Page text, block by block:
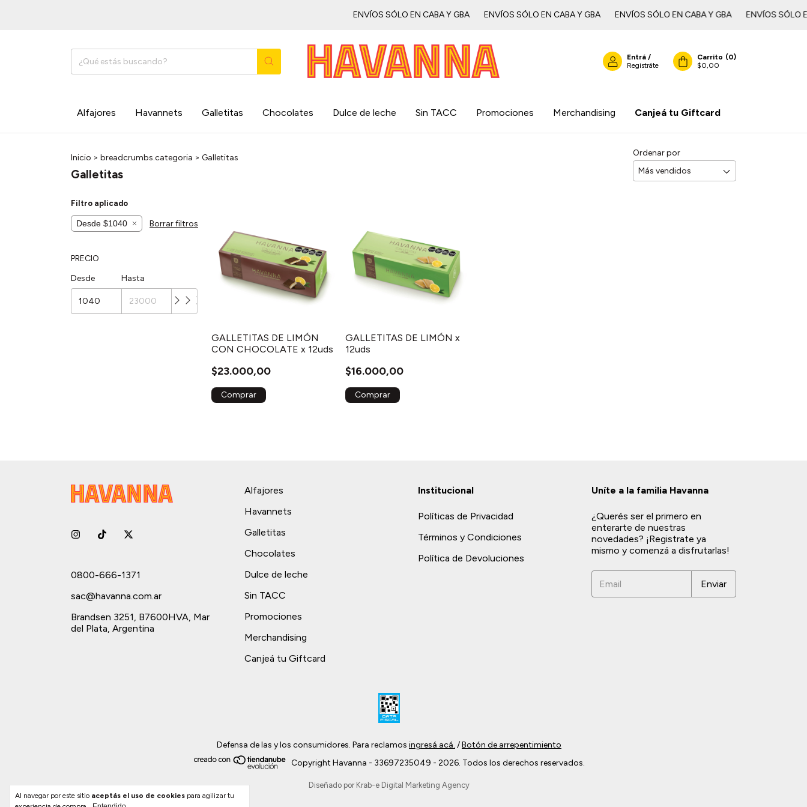
ENVÍOS SÓLO EN CABA Y GBAㅤㅤㅤㅤㅤ ENVÍOS SÓLO EN CABA Y GBAㅤㅤㅤㅤㅤ ENVÍOS SÓLO EN CABA Y GBAㅤㅤㅤㅤㅤ ENVÍOS SÓLO EN
Entrá /
Registráte
Carrito (0)
$0,00
Alfajores Havannets Galletitas Chocolates Dulce de leche Sin TACC Promociones Merchandising Canjeá tu Giftcard
Al navegar por este sitio aceptás el uso de cookies para agilizar tu
Inicio > breadcrumbs.categoria > Galletitas
Galletitas
Ordenar por
Filtro aplicado
Desde $1040 Borrar filtros
PRECIO
Desde
Hasta
GALLETITAS DE LIMÓN
CON CHOCOLATE x 12uds
$23.000,00
GALLETITAS DE LIMÓN x
12uds
$16.000,00
0800-666-1371
sac@havanna.com.ar
Brandsen 3251, B7600HVA, Mar
del Plata, Argentina
Alfajores
Havannets
Galletitas
Chocolates
Dulce de leche
Sin TACC
Promociones
Merchandising
Canjeá tu Giftcard
Institucional
Políticas de Privacidad
Términos y Condiciones
Política de Devoluciones
Uníte a la familia Havanna
¿Querés ser el primero en
enterarte de nuestras
novedades? ¡Registrate ya
mismo y comenzá a disfrutarlas!
Defensa de las y los consumidores. Para reclamos ingresá acá. /Botón de arrepentimiento
Copyright Havanna - 33697235049 - 2026. Todos los derechos reservados.